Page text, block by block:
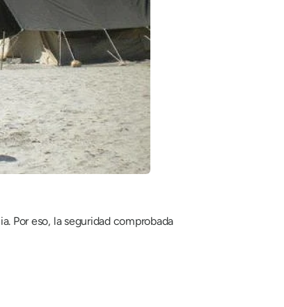
Por eso, la seguridad comprobada